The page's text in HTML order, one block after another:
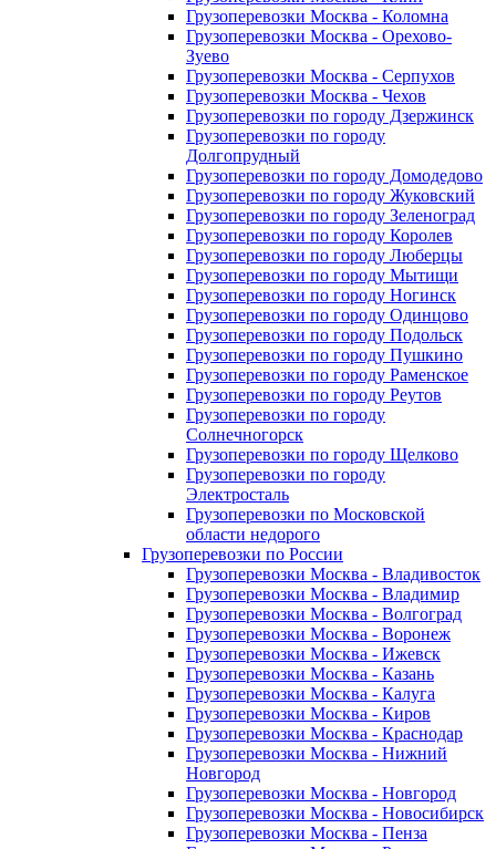
Грузоперевозки Москва - Коломна
Грузоперевозки Москва - Орехово-
Зуево
Грузоперевозки Москва - Серпухов
Грузоперевозки Москва - Чехов
Грузоперевозки по городу Дзержинск
Грузоперевозки по городу
Долгопрудный
Грузоперевозки по городу Домодедово
Грузоперевозки по городу Жуковский
Грузоперевозки по городу Зеленоград
Грузоперевозки по городу Королев
Грузоперевозки по городу Люберцы
Грузоперевозки по городу Мытищи
Грузоперевозки по городу Ногинск
Грузоперевозки по городу Одинцово
Грузоперевозки по городу Подольск
Грузоперевозки по городу Пушкино
Грузоперевозки по городу Раменское
Грузоперевозки по городу Реутов
Грузоперевозки по городу
Солнечногорск
Грузоперевозки по городу Щелково
Грузоперевозки по городу
Электросталь
Грузоперевозки по Московской
области недорого
Грузоперевозки по России
Грузоперевозки Москва - Владивосток
Грузоперевозки Москва - Владимир
Грузоперевозки Москва - Волгоград
Грузоперевозки Москва - Воронеж
Грузоперевозки Москва - Ижевск
Грузоперевозки Москва - Казань
Грузоперевозки Москва - Калуга
Грузоперевозки Москва - Киров
Грузоперевозки Москва - Краснодар
Грузоперевозки Москва - Нижний
Новгород
Грузоперевозки Москва - Новгород
Грузоперевозки Москва - Новосибирск
Грузоперевозки Москва - Пенза